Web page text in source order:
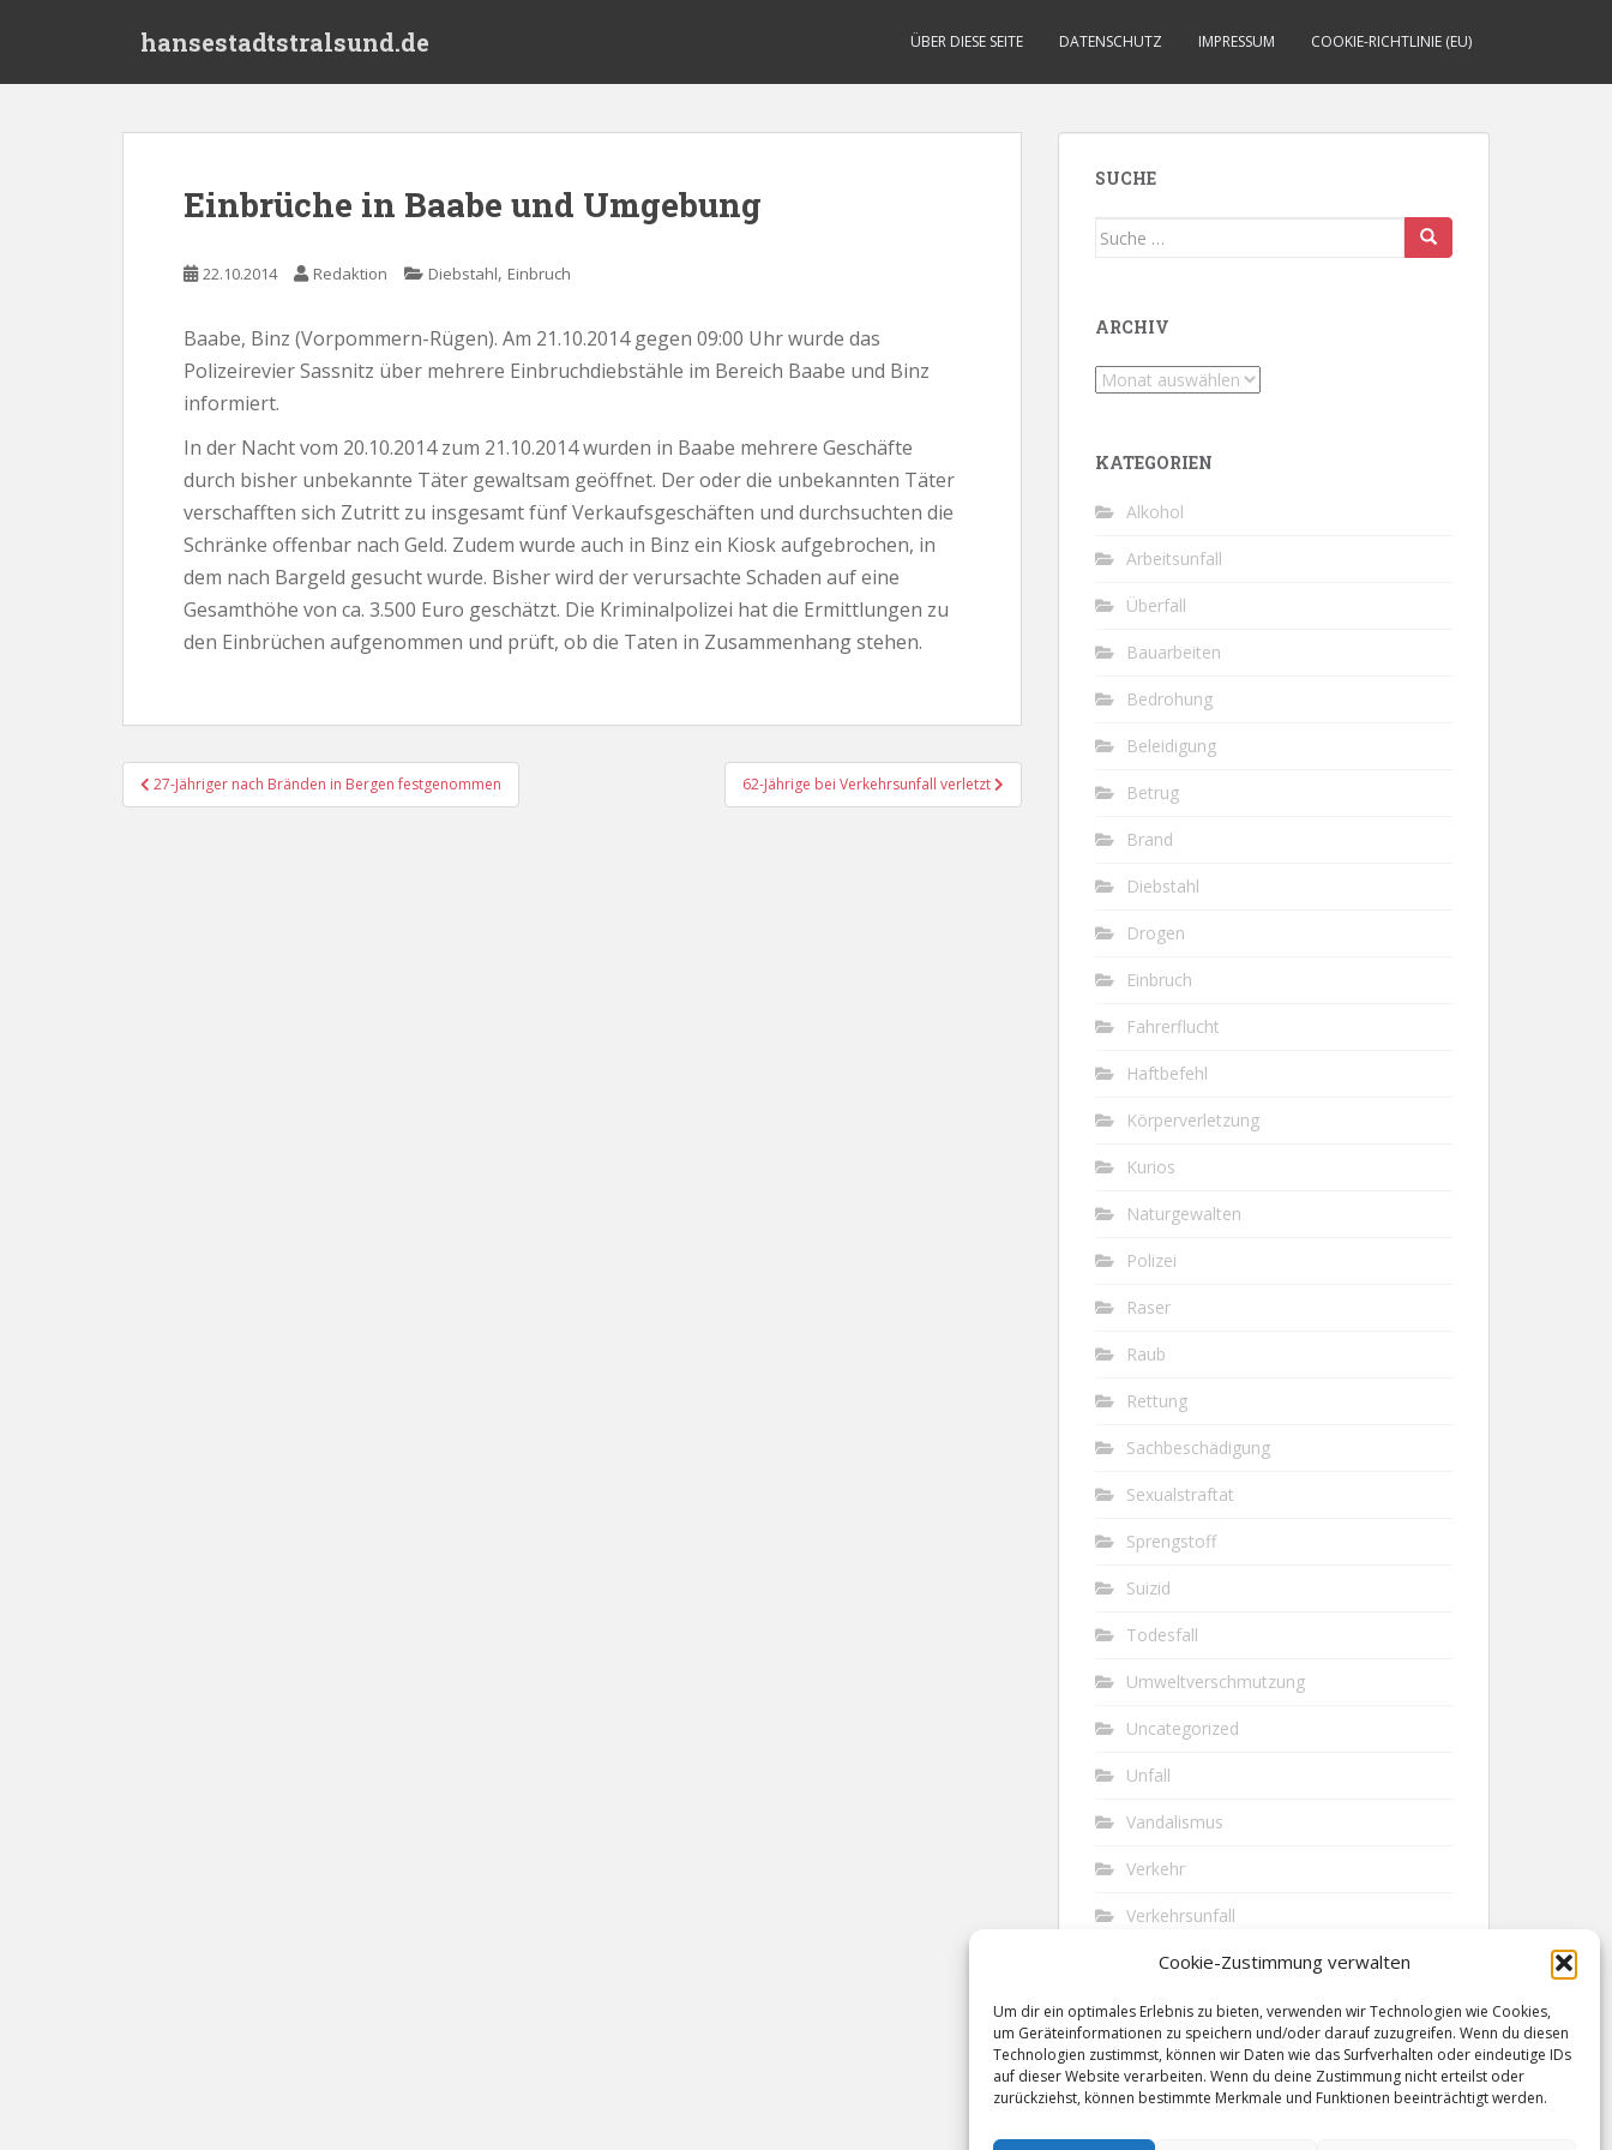
Cookie-Zustimmung verwalten
Um dir ein optimales Erlebnis zu bieten, verwenden wir Technologien wie Cookies,
um Geräteinformationen zu speichern und/oder darauf zuzugreifen. Wenn du diesen
Technologien zustimmst, können wir Daten wie das Surfverhalten oder eindeutige IDs
auf dieser Website verarbeiten. Wenn du deine Zustimmung nicht erteilst oder
zurückziehst, können bestimmte Merkmale und Funktionen beeinträchtigt werden.
hansestadtstralsund.de ÜBER DIESE SEITE DATENSCHUTZ IMPRESSUM COOKIE-RICHTLINIE (EU)
Einbrüche in Baabe und Umgebung
22.10.2014 Redaktion Diebstahl, Einbruch
Baabe, Binz (Vorpommern-Rügen). Am 21.10.2014 gegen 09:00 Uhr wurde das
Polizeirevier Sassnitz über mehrere Einbruchdiebstähle im Bereich Baabe und Binz
informiert.
In der Nacht vom 20.10.2014 zum 21.10.2014 wurden in Baabe mehrere Geschäfte
durch bisher unbekannte Täter gewaltsam geöffnet. Der oder die unbekannten Täter
verschafften sich Zutritt zu insgesamt fünf Verkaufsgeschäften und durchsuchten die
Schränke offenbar nach Geld. Zudem wurde auch in Binz ein Kiosk aufgebrochen, in
dem nach Bargeld gesucht wurde. Bisher wird der verursachte Schaden auf eine
Gesamthöhe von ca. 3.500 Euro geschätzt. Die Kriminalpolizei hat die Ermittlungen zu
den Einbrüchen aufgenommen und prüft, ob die Taten in Zusammenhang stehen.
Beitragsnavigation
27-Jähriger nach Bränden in Bergen festgenommen 62-Jährige bei Verkehrsunfall verletzt
SUCHE
Suche
ARCHIV
Archiv
KATEGORIEN
Alkohol
Arbeitsunfall
Überfall
Bauarbeiten
Bedrohung
Beleidigung
Betrug
Brand
Diebstahl
Drogen
Einbruch
Fahrerflucht
Haftbefehl
Körperverletzung
Kurios
Naturgewalten
Polizei
Raser
Raub
Rettung
Sachbeschädigung
Sexualstraftat
Sprengstoff
Suizid
Todesfall
Umweltverschmutzung
Uncategorized
Unfall
Vandalismus
Verkehr
Verkehrsunfall
Vermisst
Waffen
Wilderei